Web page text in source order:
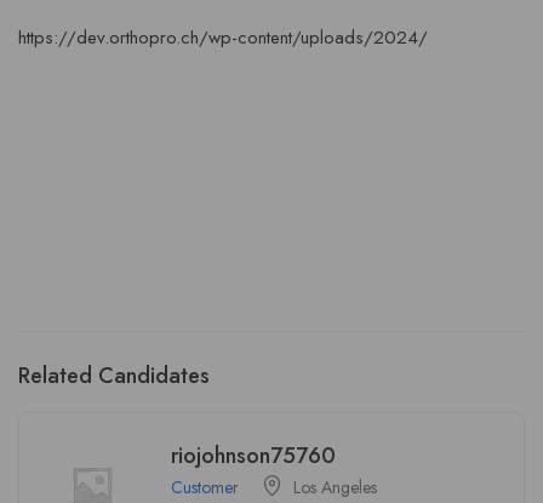
https://dev.orthopro.ch/wp-content/uploads/2024/
Related Candidates
riojohnson75760
Customer
Los Angeles